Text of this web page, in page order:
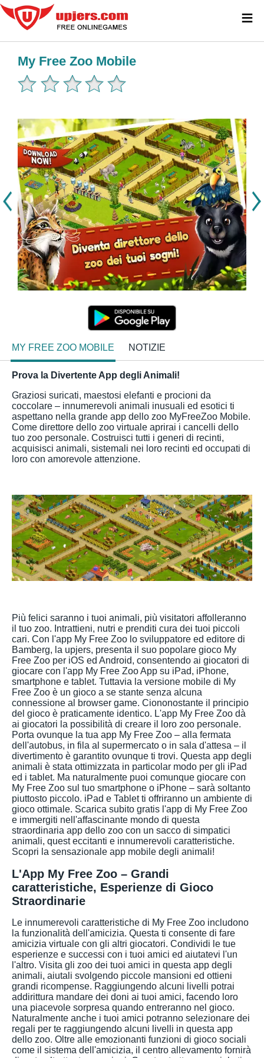
My Free Zoo Mobile
MY FREE ZOO MOBILE NOTIZIE
Prova la Divertente App degli Animali!
Graziosi suricati, maestosi elefanti e procioni da
coccolare – innumerevoli animali inusuali ed esotici ti
aspettano nella grande app dello zoo MyFreeZoo Mobile.
Come direttore dello zoo virtuale aprirai i cancelli dello
tuo zoo personale. Costruisci tutti i generi di recinti,
acquisisci animali, sistemali nei loro recinti ed occupati di
loro con amorevole attenzione.
Più felici saranno i tuoi animali, più visitatori affolleranno
il tuo zoo. Intrattieni, nutri e prenditi cura dei tuoi piccoli
cari. Con l'app My Free Zoo lo sviluppatore ed editore di
Bamberg, la upjers, presenta il suo popolare gioco My
Free Zoo per iOS ed Android, consentendo ai giocatori di
giocare con l'app My Free Zoo App su iPad, iPhone,
smartphone e tablet. Tuttavia la versione mobile di My
Free Zoo è un gioco a se stante senza alcuna
connessione al browser game. Ciononostante il principio
del gioco è praticamente identico. L'app My Free Zoo dà
ai giocatori la possibilità di creare il loro zoo personale.
Porta ovunque la tua app My Free Zoo – alla fermata
dell'autobus, in fila al supermercato o in sala d'attesa – il
divertimento è garantito ovunque ti trovi. Questa app degli
animali è stata ottimizzata in particolar modo per gli iPad
ed i tablet. Ma naturalmente puoi comunque giocare con
My Free Zoo sul tuo smartphone o iPhone – sarà soltanto
piuttosto piccolo. iPad e Tablet ti offriranno un ambiente di
gioco ottimale. Scarica subito gratis l'app di My Free Zoo
e immergiti nell'affascinante mondo di questa
straordinaria app dello zoo con un sacco di simpatici
animali, quest eccitanti e innumerevoli caratteristiche.
Scopri la sensazionale app mobile degli animali!
L'App My Free Zoo – Grandi
caratteristiche, Esperienze di Gioco
Straordinarie
Le innumerevoli caratteristiche di My Free Zoo includono
la funzionalità dell'amicizia. Questa ti consente di fare
amicizia virtuale con gli altri giocatori. Condividi le tue
esperienze e successi con i tuoi amici ed aiutatevi l'un
l'altro. Visita gli zoo dei tuoi amici in questa app degli
animali, aiutali svolgendo piccole mansioni ed ottieni
grandi ricompense. Raggiungendo alcuni livelli potrai
addirittura mandare dei doni ai tuoi amici, facendo loro
una piacevole sorpresa quando entreranno nel gioco.
Naturalmente anche i tuoi amici potranno selezionare dei
regali per te raggiungendo alcuni livelli in questa app
dello zoo. Oltre alle emozionanti funzioni di gioco sociali
come il sistema dell'amicizia, il centro allevamento fornirà
≡